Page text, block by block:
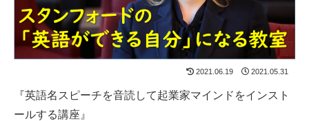
2021.06.19 2021.05.31
『英語名スピーチを音読して起業家マインドをインスト
ールする講座』